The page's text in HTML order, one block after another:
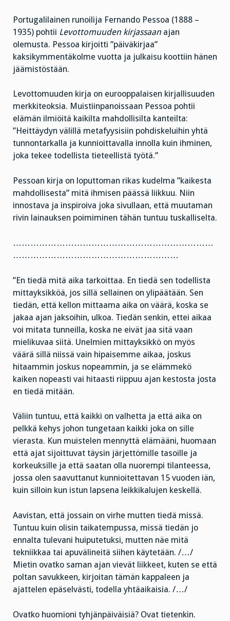
Portugalilainen runoilija Fernando Pessoa (1888 –
1935) pohtii Levottomuuden kirjassaan ajan
olemusta. Pessoa kirjoitti ”päiväkirjaa”
kaksikymmentäkolme vuotta ja julkaisu koottiin hänen
jäämistöstään.
Levottomuuden kirja on eurooppalaisen kirjallisuuden
merkkiteoksia. Muistiinpanoissaan Pessoa pohtii
elämän ilmiöitä kaikilta mahdollisilta kanteilta:
”Heittäydyn välillä metafyysisiin pohdiskeluihin yhtä
tunnontarkalla ja kunnioittavalla innolla kuin ihminen,
joka tekee todellista tieteellistä työtä.”
Pessoan kirja on loputtoman rikas kudelma ”kaikesta
mahdollisesta” mitä ihmisen päässä liikkuu. Niin
innostava ja inspiroiva joka sivullaan, että muutaman
rivin lainauksen poimiminen tähän tuntuu tuskalliselta.
……………………………………………………………
…………………………………………………
”En tiedä mitä aika tarkoittaa. En tiedä sen todellista
mittayksikköä, jos sillä sellainen on ylipäätään. Sen
tiedän, että kellon mittaama aika on väärä, koska se
jakaa ajan jaksoihin, ulkoa. Tiedän senkin, ettei aikaa
voi mitata tunneilla, koska ne eivät jaa sitä vaan
mielikuvaa siitä. Unelmien mittayksikkö on myös
väärä sillä niissä vain hipaisemme aikaa, joskus
hitaammin joskus nopeammin, ja se elämmekö
kaiken nopeasti vai hitaasti riippuu ajan kestosta josta
en tiedä mitään.
Väliin tuntuu, että kaikki on valhetta ja että aika on
pelkkä kehys johon tungetaan kaikki joka on sille
vierasta. Kun muistelen mennyttä elämääni, huomaan
että ajat sijoittuvat täysin järjettömille tasoille ja
korkeuksille ja että saatan olla nuorempi tilanteessa,
jossa olen saavuttanut kunnioitettavan 15 vuoden iän,
kuin silloin kun istun lapsena leikkikalujen keskellä.
Aavistan, että jossain on virhe mutten tiedä missä.
Tuntuu kuin olisin taikatempussa, missä tiedän jo
ennalta tulevani huiputetuksi, mutten näe mitä
tekniikkaa tai apuvälineitä siihen käytetään. /…/
Mietin ovatko saman ajan vievät liikkeet, kuten se että
poltan savukkeen, kirjoitan tämän kappaleen ja
ajattelen epäselvästi, todella yhtäaikaisia. /…/
Ovatko huomioni tyhjänpäiväisiä? Ovat tietenkin.